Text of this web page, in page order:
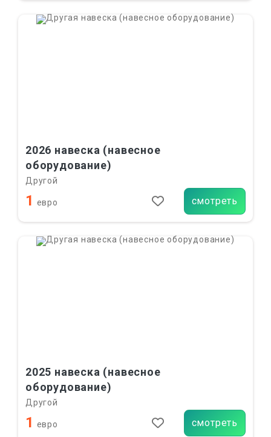
2026 навеска (навесное
оборудование)
Другой
1 евро смотреть
2025 навеска (навесное
оборудование)
Другой
1 евро смотреть